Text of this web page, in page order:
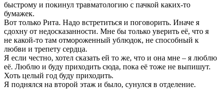
быстрому и покинул травматологию с пачкой каких-то
бумажек.
Вот только Рита. Надо встретиться и поговорить. Иначе я
сдохну от недосказанности. Мне бы только уверить её, что я
не какой-то там отмороженный ублюдок, не способный к
любви и трепету сердца.
Я если честно, хотел сказать ей то же, что и она мне – я люблю
её. Люблю и буду приходить сюда, пока её тоже не выпишут.
Хоть целый год буду приходить.
Я поднялся на второй этаж и было, сунулся в отделение.